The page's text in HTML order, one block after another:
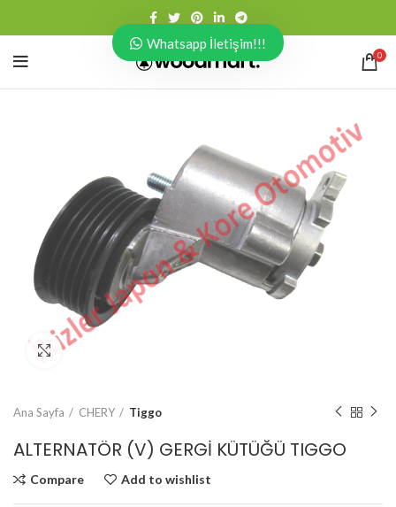
0
Click to enlarge
Ana Sayfa CHERY Tiggo
ALTERNATÖR (V) GERGİ KÜTÜĞÜ TIGGO
Compare Add to wishlist
Whatsapp İletişim!!!